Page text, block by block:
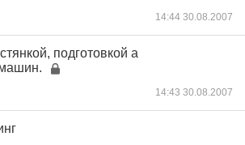
14:44 30.08.2007
подготовкой а
14:43 30.08.2007